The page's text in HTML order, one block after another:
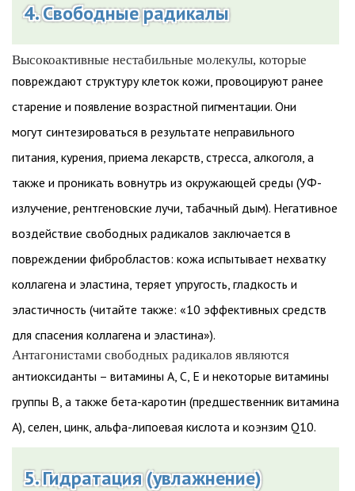
4. Свободные радикалы
Высокоактивные нестабильные молекулы, которые
повреждают структуру клеток кожи, провоцируют ранее
старение и появление возрастной пигментации. Они
могут синтезироваться в результате неправильного
питания, курения, приема лекарств, стресса, алкоголя, а
также и проникать вовнутрь из окружающей среды (УФ-
излучение, рентгеновские лучи, табачный дым). Негативное
воздействие свободных радикалов заключается в
повреждении фибробластов: кожа испытывает нехватку
коллагена и эластина, теряет упругость, гладкость и
эластичность (читайте также: «10 эффективных средств
для спасения коллагена и эластина»).
Антагонистами свободных радикалов являются
антиоксиданты – витамины А, С, Е и некоторые витамины
группы В, а также бета-каротин (предшественник витамина
А), селен, цинк, альфа-липоевая кислота и коэнзим Q10.
5. Гидратация (увлажнение)